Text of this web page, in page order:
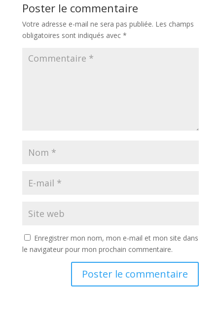
Poster le commentaire
Votre adresse e-mail ne sera pas publiée. Les champs
obligatoires sont indiqués avec *
Enregistrer mon nom, mon e-mail et mon site dans
le navigateur pour mon prochain commentaire.